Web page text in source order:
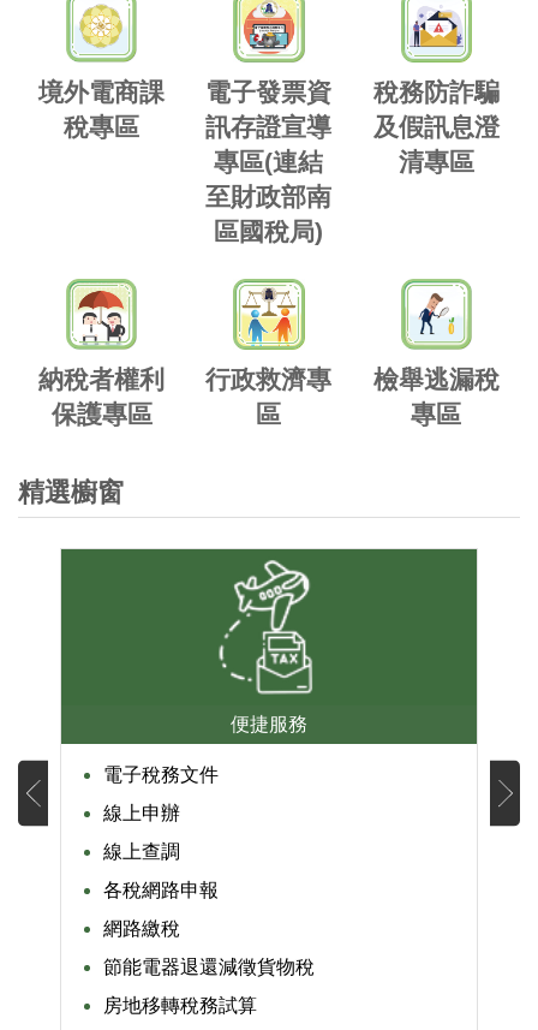
境外電商課
稅專區
電子發票資
訊存證宣導
專區(連結
至財政部南
區國稅局)
稅務防詐騙
及假訊息澄
清專區
納稅者權利
保護專區
行政救濟專
區
檢舉逃漏稅
專區
精選櫥窗
便捷服務
電子稅務文件
線上申辦
線上查調
各稅網路申報
網路繳稅
節能電器退還減徵貨物稅
房地移轉稅務試算